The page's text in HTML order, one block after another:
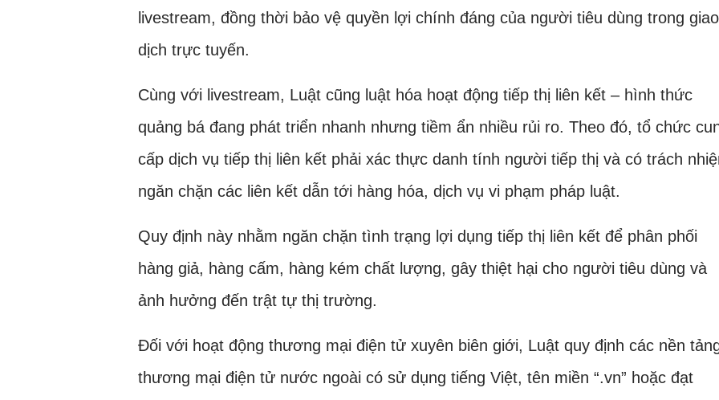
livestream, đồng thời bảo vệ quyền lợi chính đáng của người tiêu dùng trong giao
dịch trực tuyến.
Cùng với livestream, Luật cũng luật hóa hoạt động tiếp thị liên kết – hình thức
quảng bá đang phát triển nhanh nhưng tiềm ẩn nhiều rủi ro. Theo đó, tổ chức
cấp dịch vụ tiếp thị liên kết phải xác thực danh tính người tiếp thị và có trách
ngăn chặn các liên kết dẫn tới hàng hóa, dịch vụ vi phạm pháp luật.
Quy định này nhằm ngăn chặn tình trạng lợi dụng tiếp thị liên kết để phân phối
hàng giả, hàng cấm, hàng kém chất lượng, gây thiệt hại cho người tiêu dùng và
ảnh hưởng đến trật tự thị trường.
Đối với hoạt động thương mại điện tử xuyên biên giới, Luật quy định các nền
thương mại điện tử nước ngoài có sử dụng tiếng Việt, tên miền “.vn” hoặc đạt